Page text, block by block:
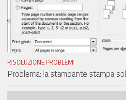
RISOLUZIONE PROBLEMI
Problema: la stampante stampa